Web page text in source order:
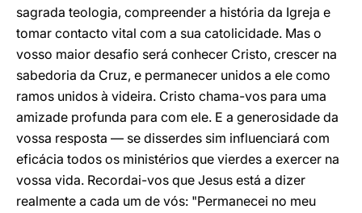
sagrada teologia, compreender a história da Igreja e
tomar contacto vital com a sua catolicidade. Mas o
vosso maior desafio será conhecer Cristo, crescer na
sabedoria da Cruz, e permanecer unidos a ele como
ramos unidos à videira. Cristo chama-vos para uma
amizade profunda para com ele. E a generosidade da
vossa resposta — se disserdes sim influenciará com
eficácia todos os ministérios que vierdes a exercer na
vossa vida. Recordai-vos que Jesus está a dizer
realmente a cada um de vós: "Permanecei no meu